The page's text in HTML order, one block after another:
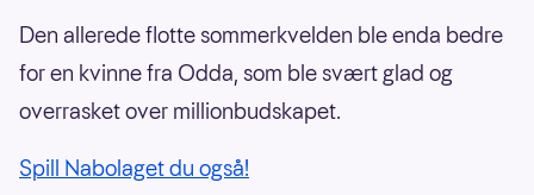
Den allerede flotte sommerkvelden ble enda bedre
for en kvinne fra Odda, som ble svært glad og
overrasket over millionbudskapet.
Spill Nabolaget du også!